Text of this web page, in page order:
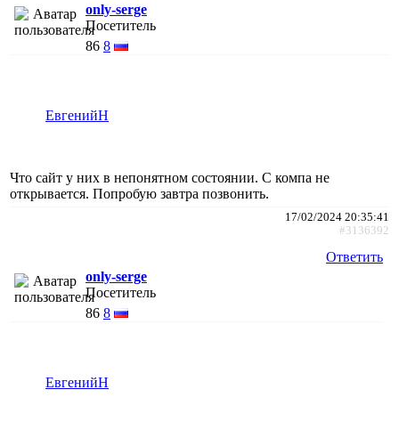
only-serge
Посетитель
86 8
ЕвгенийН
Что сайт у них в непонятном состоянии. С компа не
открывается. Попробую завтра позвонить.
17/02/2024 20:35:41
#3136392
Ответить
only-serge
Посетитель
86 8
ЕвгенийН